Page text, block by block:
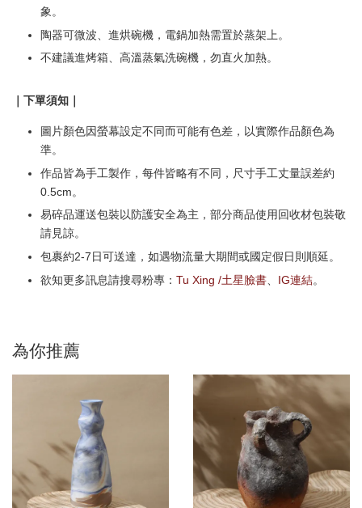
象。
陶器可微波、進烘碗機，電鍋加熱需置於蒸架上。
不建議進烤箱、高溫蒸氣洗碗機，勿直火加熱。
｜下單須知｜
圖片顏色因螢幕設定不同而可能有色差，以實際作品顏色為
準。
作品皆為手工製作，每件皆略有不同，尺寸手工丈量誤差約
0.5cm。
易碎品運送包裝以防護安全為主，部分商品使用回收材包裝敬
請見諒。
包裹約2-7日可送達，如遇物流量大期間或國定假日則順延。
欲知更多訊息請搜尋粉專： Tu Xing /土星臉書 IG連結。
為你推薦